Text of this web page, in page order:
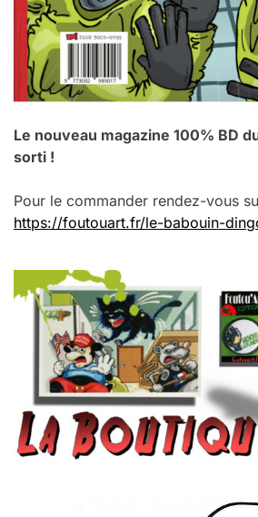
Le nouveau magazine 100% BD
sorti !
Pour le commander rendez-vous
https://foutouart.fr/le-babouin-